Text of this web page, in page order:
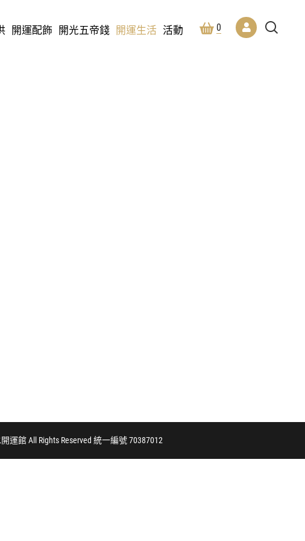
開運配飾 開光五帝錢 開運生活 活動 0
運館 All Rights Reserved 統一編號 70387012